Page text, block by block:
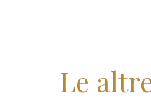
Le